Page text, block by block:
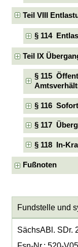
Teil VIII
§ 114
Teil IX
§ 115
§ 116
§ 117
§ 118 In-
Fußnoten
Fundstelle und
SächsABl. SDr.